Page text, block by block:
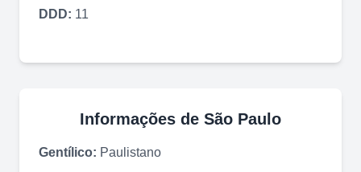
DDD: 11
Informações de São Paulo
Gentílico: Paulistano